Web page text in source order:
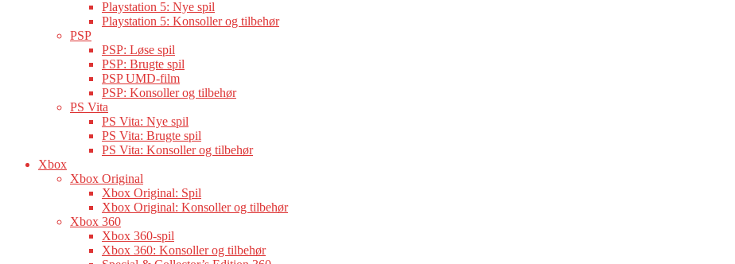
Playstation 5: Nye spil
Playstation 5: Konsoller og tilbehør
PSP
PSP: Løse spil
PSP: Brugte spil
PSP UMD-film
PSP: Konsoller og tilbehør
PS Vita
PS Vita: Nye spil
PS Vita: Brugte spil
PS Vita: Konsoller og tilbehør
Xbox
Xbox Original
Xbox Original: Spil
Xbox Original: Konsoller og tilbehør
Xbox 360
Xbox 360-spil
Xbox 360: Konsoller og tilbehør